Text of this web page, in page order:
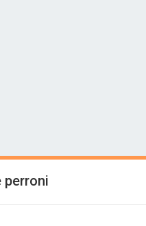
perroni